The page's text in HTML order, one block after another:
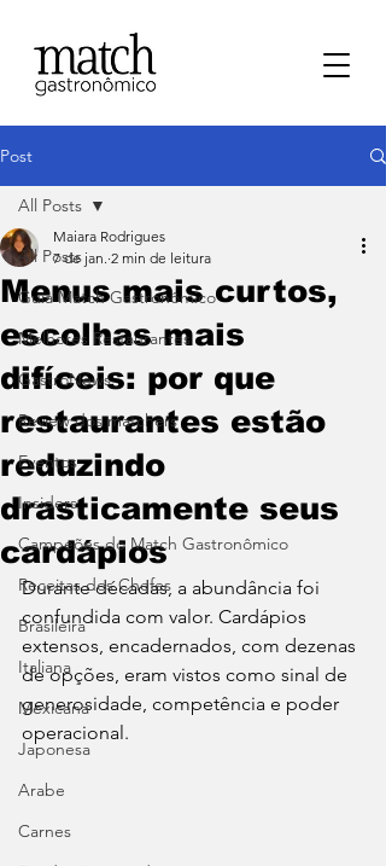
Post
All Posts
⁠Guia Match Gastronômico
Melhores Restaurantes
⁠GastroNews
Review dos matchers
Eventos
⁠Insiders
Campeões do Match Gastronômico
Receitas dos Chefes
Brasileira
Italiana
Mexicana
Japonesa
Arabe
Carnes
All Posts
Menus mais curtos,
escolhas mais
difíceis: por que
restaurantes estão
reduzindo
drasticamente seus
cardápios
Maiara Rodrigues
7 de jan. 2 min de leitura
Durante décadas, a abundância foi
confundida com valor. Cardápios
extensos, encadernados, com dezenas
de opções, eram vistos como sinal de
generosidade, competência e poder
operacional.